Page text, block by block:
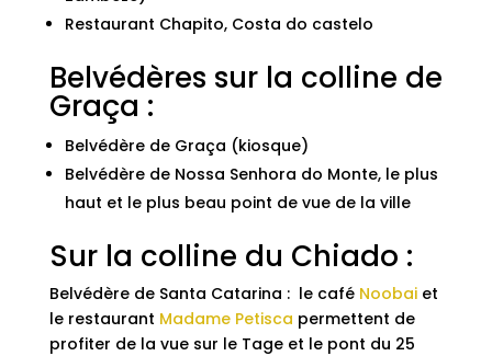
Restaurant Chapito, Costa do castelo
Belvédères sur la colline de
Graça :
Belvédère de Graça (kiosque)
Belvédère de Nossa Senhora do Monte, le plus
haut et le plus beau point de vue de la ville
Sur la colline du Chiado :
Belvédère de Santa Catarina : le café Noobai et
le restaurant Madame Petisca permettent de
profiter de la vue sur le Tage et le pont du 25